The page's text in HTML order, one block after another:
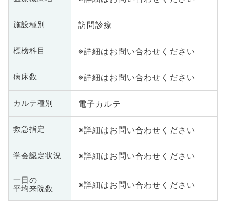
施設種別 訪問診療
標榜科目 ※詳細はお問い合わせください
病床数 ※詳細はお問い合わせください
カルテ種別 電子カルテ
救急指定 ※詳細はお問い合わせください
学会認定状況 ※詳細はお問い合わせください
一日の
平均来院数
※詳細はお問い合わせください